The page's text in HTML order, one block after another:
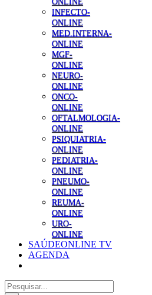
INFECTO-
ONLINE
MED.INTERNA-
ONLINE
MGF-
ONLINE
NEURO-
ONLINE
ONCO-
ONLINE
OFTALMOLOGIA-
ONLINE
PSIQUIATRIA-
ONLINE
PEDIATRIA-
ONLINE
PNEUMO-
ONLINE
REUMA-
ONLINE
URO-
ONLINE
SAÚDEONLINE TV
AGENDA
Pesquisar